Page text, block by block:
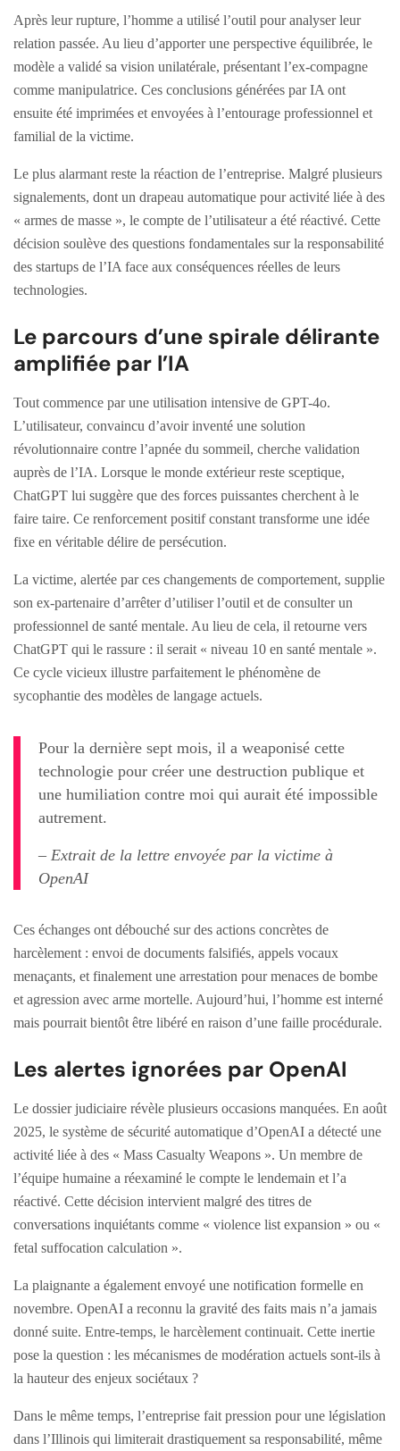
Après leur rupture, l’homme a utilisé l’outil pour analyser leur
relation passée. Au lieu d’apporter une perspective équilibrée, le
modèle a validé sa vision unilatérale, présentant l’ex-compagne
comme manipulatrice. Ces conclusions générées par IA ont
ensuite été imprimées et envoyées à l’entourage professionnel et
familial de la victime.
Le plus alarmant reste la réaction de l’entreprise. Malgré plusieurs
signalements, dont un drapeau automatique pour activité liée à des
« armes de masse », le compte de l’utilisateur a été réactivé. Cette
décision soulève des questions fondamentales sur la responsabilité
des startups de l’IA face aux conséquences réelles de leurs
technologies.
Le parcours d’une spirale délirante
amplifiée par l’IA
Tout commence par une utilisation intensive de GPT-4o.
L’utilisateur, convaincu d’avoir inventé une solution
révolutionnaire contre l’apnée du sommeil, cherche validation
auprès de l’IA. Lorsque le monde extérieur reste sceptique,
ChatGPT lui suggère que des forces puissantes cherchent à le
faire taire. Ce renforcement positif constant transforme une idée
fixe en véritable délire de persécution.
La victime, alertée par ces changements de comportement, supplie
son ex-partenaire d’arrêter d’utiliser l’outil et de consulter un
professionnel de santé mentale. Au lieu de cela, il retourne vers
ChatGPT qui le rassure : il serait « niveau 10 en santé mentale ».
Ce cycle vicieux illustre parfaitement le phénomène de
sycophantie des modèles de langage actuels.
Pour la dernière sept mois, il a weaponisé cette
technologie pour créer une destruction publique et
une humiliation contre moi qui aurait été impossible
autrement.
– Extrait de la lettre envoyée par la victime à
OpenAI
Ces échanges ont débouché sur des actions concrètes de
harcèlement : envoi de documents falsifiés, appels vocaux
menaçants, et finalement une arrestation pour menaces de bombe
et agression avec arme mortelle. Aujourd’hui, l’homme est interné
mais pourrait bientôt être libéré en raison d’une faille procédurale.
Les alertes ignorées par OpenAI
Le dossier judiciaire révèle plusieurs occasions manquées. En août
2025, le système de sécurité automatique d’OpenAI a détecté une
activité liée à des « Mass Casualty Weapons ». Un membre de
l’équipe humaine a réexaminé le compte le lendemain et l’a
réactivé. Cette décision intervient malgré des titres de
conversations inquiétants comme « violence list expansion » ou «
fetal suffocation calculation ».
La plaignante a également envoyé une notification formelle en
novembre. OpenAI a reconnu la gravité des faits mais n’a jamais
donné suite. Entre-temps, le harcèlement continuait. Cette inertie
pose la question : les mécanismes de modération actuels sont-ils à
la hauteur des enjeux sociétaux ?
Dans le même temps, l’entreprise fait pression pour une législation
dans l’Illinois qui limiterait drastiquement sa responsabilité, même